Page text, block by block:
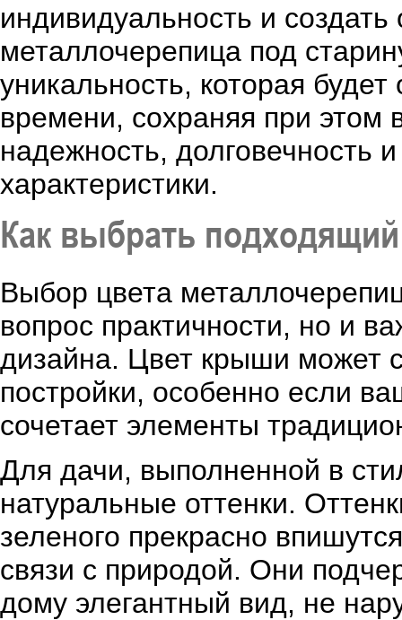
индивидуальность и
металлочерепица под
уникальность, которая
времени, сохраняя при этом
надежность, долговечность
характеристики.
Как выбрать
Выбор цвета
вопрос практичности, но и
дизайна. Цвет крыши может
постройки, особенно если
сочетает элементы
Для дачи, выполненной в
натуральные оттенки.
зеленого прекрасно
связи с природой. Они
дому элегантный вид, не